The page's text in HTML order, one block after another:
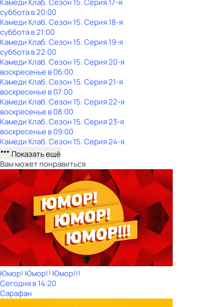
Камеди Клаб. Сезон 15. Серия 17-я
субботав20:00
Камеди Клаб. Сезон 15. Серия 18-я
субботав21:00
Камеди Клаб. Сезон 15. Серия 19-я
субботав22:00
Камеди Клаб. Сезон 15. Серия 20-я
воскресенье в06:00
Камеди Клаб. Сезон 15. Серия 21-я
воскресенье в07:00
Камеди Клаб. Сезон 15. Серия 22-я
воскресенье в08:00
Камеди Клаб. Сезон 15. Серия 23-я
воскресенье в09:00
Камеди Клаб. Сезон 15. Серия 24-я
Показать ещё
Вам может понравиться
Юмор! Юмор!! Юмор!!!
Сегодня в 14:20
Сарафан